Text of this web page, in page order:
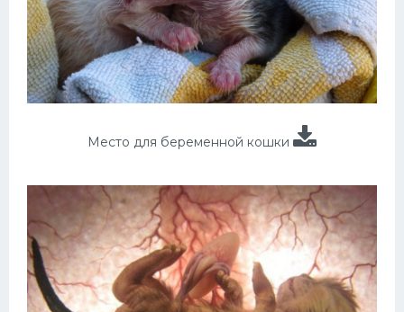
Место для беременной кошки